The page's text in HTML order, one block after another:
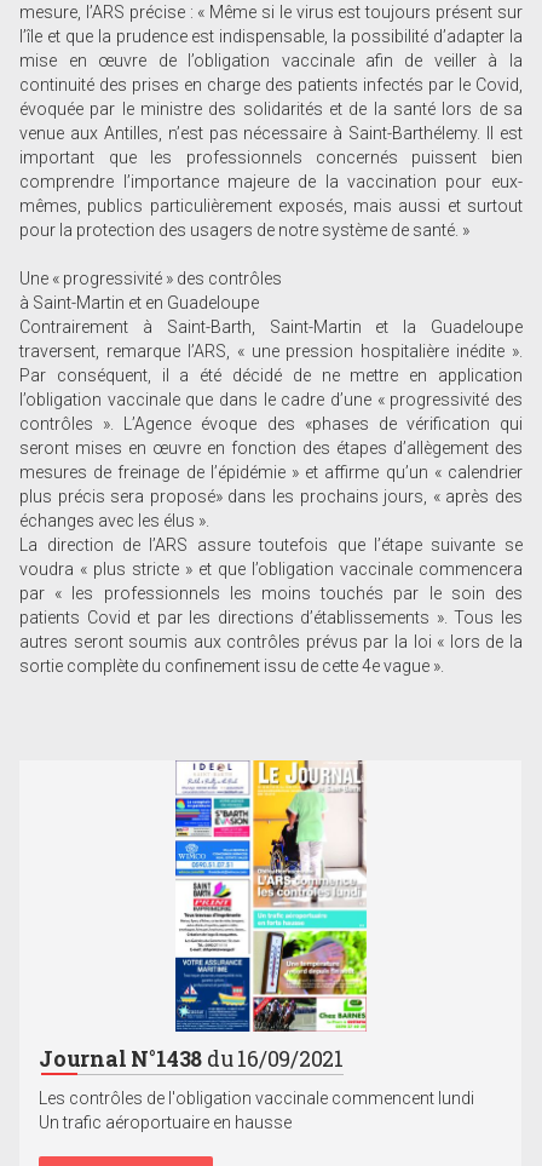
mesure, l’ARS précise : « Même si le virus est toujours présent sur
l’île et que la prudence est indispensable, la possibilité d’adapter la
mise en œuvre de l’obligation vaccinale afin de veiller à la
continuité des prises en charge des patients infectés par le Covid,
évoquée par le ministre des solidarités et de la santé lors de sa
venue aux Antilles, n’est pas nécessaire à Saint-Barthélemy. Il est
important que les professionnels concernés puissent bien
comprendre l’importance majeure de la vaccination pour eux-
mêmes, publics particulièrement exposés, mais aussi et surtout
pour la protection des usagers de notre système de santé. »
Une « progressivité » des contrôles
à Saint-Martin et en Guadeloupe
Contrairement à Saint-Barth, Saint-Martin et la Guadeloupe
traversent, remarque l’ARS, « une pression hospitalière inédite ».
Par conséquent, il a été décidé de ne mettre en application
l’obligation vaccinale que dans le cadre d’une « progressivité des
contrôles ». L’Agence évoque des «phases de vérification qui
seront mises en œuvre en fonction des étapes d’allègement des
mesures de freinage de l’épidémie » et affirme qu’un « calendrier
plus précis sera proposé» dans les prochains jours, « après des
échanges avec les élus ».
La direction de l’ARS assure toutefois que l’étape suivante se
voudra « plus stricte » et que l’obligation vaccinale commencera
par « les professionnels les moins touchés par le soin des
patients Covid et par les directions d’établissements ». Tous les
autres seront soumis aux contrôles prévus par la loi « lors de la
sortie complète du confinement issu de cette 4e vague ».
Journal N°1438 du 16/09/2021
Les contrôles de l'obligation vaccinale commencent lundi
Un trafic aéroportuaire en hausse